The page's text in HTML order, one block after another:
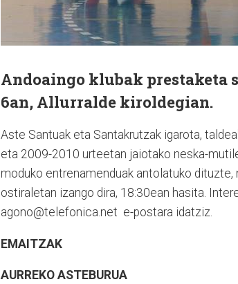
Andoaingo klubak prestaketa
6an, Allurralde kiroldegian.
Aste Santuak eta Santakrutzak igarota,
eta 2009-2010 urteetan jaiotako neska-
moduko entrenamenduak antolatuko
ostiraletan izango dira, 18:30ean hasita.
agono@telefonica.net e-postara idatziz.
EMAITZAK
AURREKO ASTEBURUA